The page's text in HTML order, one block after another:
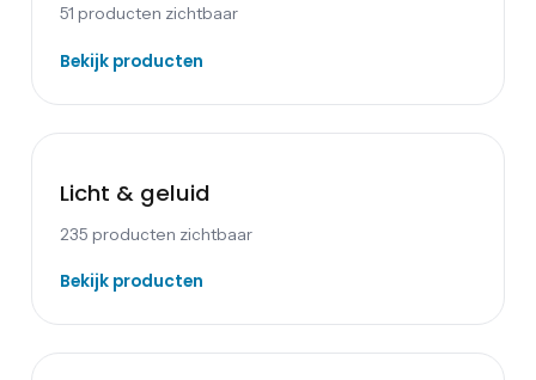
51 producten zichtbaar
Bekijk producten
Licht & geluid
235 producten zichtbaar
Bekijk producten